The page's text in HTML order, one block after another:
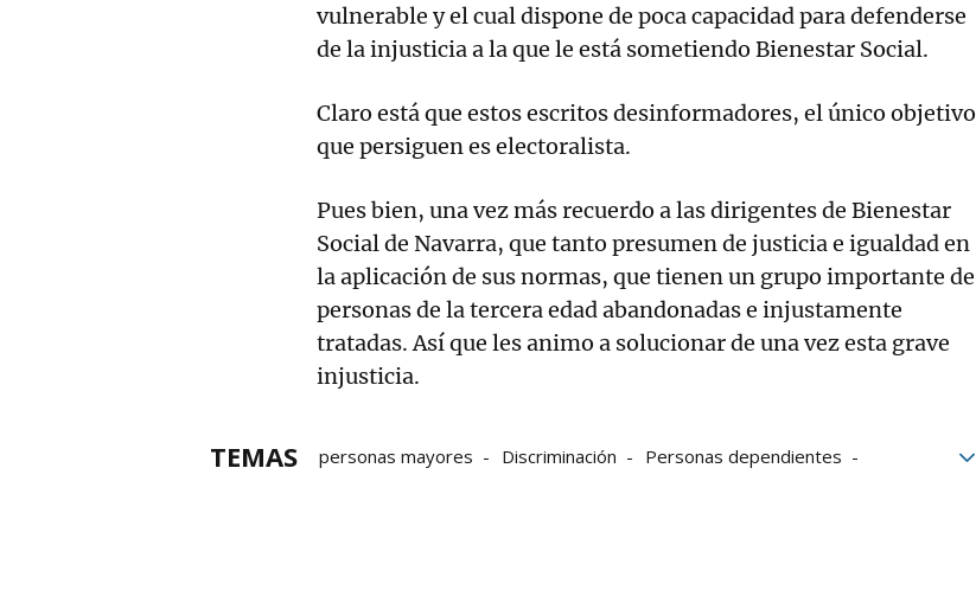
vulnerable y el cual dispone de poca capacidad para defenderse
de la injusticia a la que le está sometiendo Bienestar Social.
Claro está que estos escritos desinformadores, el único objetivo
que persiguen es electoralista.
Pues bien, una vez más recuerdo a las dirigentes de Bienestar
Social de Navarra, que tanto presumen de justicia e igualdad en
la aplicación de sus normas, que tienen un grupo importante de
personas de la tercera edad abandonadas e injustamente
tratadas. Así que les animo a solucionar de una vez esta grave
injusticia.
TEMAS personas mayores Discriminación
Personas dependientes